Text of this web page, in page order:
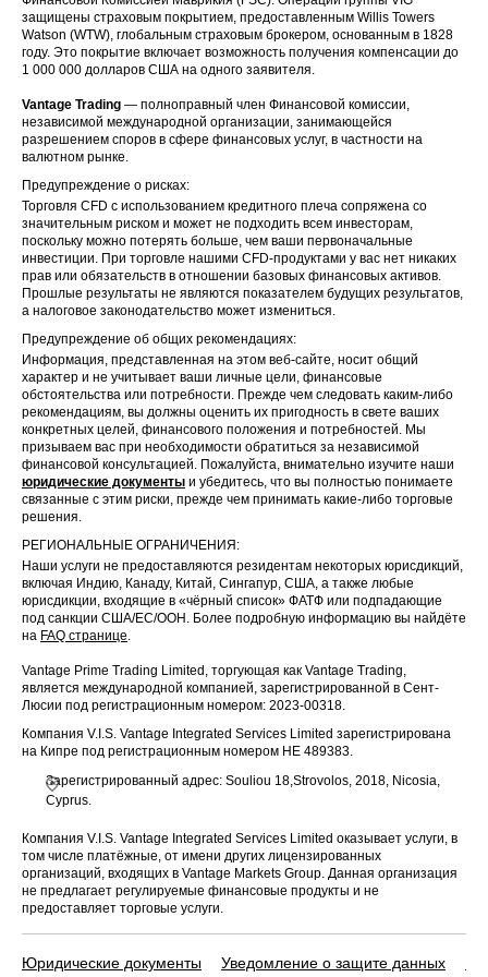
UK GSK
GLAXOSMI
THKLINE PL
14 Aug 2025
UK HIK
Hikma
Pharmaceuti
cals PLC
14 Aug 2025
UK HSBA
DINGS PLC
14 Aug 2025
HK HSBC
HKEx-0005-
HSBC
Holdings Plc
14 Aug 2025
UK HSX Hiscox Ltd
US IR
Ingersoll
Rand Inc
14 Aug 2025
US IVZ Invesco Ltd 14 Aug 2025
HK LONGFOR
HKEx-960-
LONGFOR
14 Aug 2025
UK LSEG
London
Stock
Exchange
Group / LSE
14 Aug 2025
US PCAR PACCAR Inc 14 Aug 2025
UK PSH
Square
14 Aug 2025
UK PSON Pearson Plc 14 Aug 2025
UK RIO
RIO TINTO
AU RIOTINTO
Limited
14 Aug 2025
защищены страховым покрытием, предоставленным Willis Towers
Watson (WTW), глобальным страховым брокером, основанным в 1828
году. Это покрытие включает возможность получения компенсации до
1 000 000 долларов США на одного заявителя.
Vantage Trading — полноправный член Финансовой комиссии,
независимой международной организации, занимающейся
разрешением споров в сфере финансовых услуг, в частности на
валютном рынке.
Предупреждение о рисках:
Торговля CFD с использованием кредитного плеча сопряжена со
значительным риском и может не подходить всем инвесторам,
поскольку можно потерять больше, чем ваши первоначальные
инвестиции. При торговле нашими CFD-продуктами у вас нет никаких
прав или обязательств в отношении базовых финансовых активов.
Прошлые результаты не являются показателем будущих результатов,
а налоговое законодательство может измениться.
Предупреждение об общих рекомендациях:
Информация, представленная на этом веб-сайте, носит общий
характер и не учитывает ваши личные цели, финансовые
обстоятельства или потребности. Прежде чем следовать каким-либо
рекомендациям, вы должны оценить их пригодность в свете ваших
конкретных целей, финансового положения и потребностей. Мы
призываем вас при необходимости обратиться за независимой
финансовой консультацией. Пожалуйста, внимательно изучите наши
юридические документы и убедитесь, что вы полностью понимаете
связанные с этим риски, прежде чем принимать какие-либо торговые
решения.
РЕГИОНАЛЬНЫЕ ОГРАНИЧЕНИЯ:
Наши услуги не предоставляются резидентам некоторых юрисдикций,
включая Индию, Канаду, Китай, Сингапур, США, а также любые
юрисдикции, входящие в «чёрный список» ФАТФ или подпадающие
под санкции США/ЕС/ООН. Более подробную информацию вы найдёте
на FAQ странице.
Vantage Prime Trading Limited, торгующая как Vantage Trading,
является международной компанией, зарегистрированной в Сент-
Люсии под регистрационным номером: 2023-00318.
Компания V.I.S. Vantage Integrated Services Limited зарегистрирована
на Кипре под регистрационным номером HE 489383.
Зарегистрированный адрес: Souliou 18,Strovolos, 2018, Nicosia,
Cyprus.
Компания V.I.S. Vantage Integrated Services Limited оказывает услуги, в
том числе платёжные, от имени других лицензированных
организаций, входящих в Vantage Markets Group. Данная организация
не предлагает регулируемые финансовые продукты и не
предоставляет торговые услуги.
Юридические документы Уведомление о защите данных